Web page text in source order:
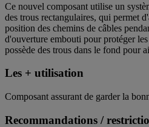
Ce nouvel composant utilise un
des trous rectangulaires, qui permet
position des chemins de câbles
d'ouverture embouti pour protéger
possède des trous dans le fond pour
Les + utilisation
Composant assurant de garder la
Recommandations /